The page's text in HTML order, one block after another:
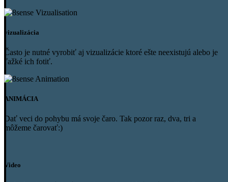
vizualizácia
​Často je nutné vyrobiť aj vizualizácie ktoré ešte neexistujú alebo je
ťažké ich fotiť.
ANIMÁCIA
​Dať veci do pohybu má svoje čaro. Tak pozor raz, dva, tri a
môžeme čarovať:)
Video